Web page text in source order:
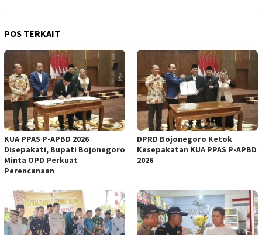
POS TERKAIT
KUA PPAS P-APBD 2026
Disepakati, Bupati Bojonegoro
Minta OPD Perkuat
Perencanaan
DPRD Bojonegoro Ketok
Kesepakatan KUA PPAS P-APBD
2026